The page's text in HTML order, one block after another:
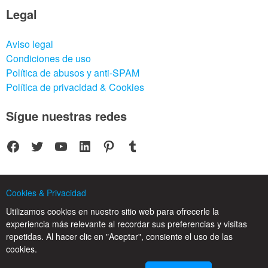
Legal
Aviso legal
Condiciones de uso
Política de abusos y anti-SPAM
Política de privacidad & Cookies
Sígue nuestras redes
Facebook Twitter YouTube LinkedIn Pinterest Tumblr
© 2025 CPC SERVICIOS INFORMATICOS SL - C/ Nardo, 12 28250 - Torrelodones -
Madrid - Spain Commercial Registry of Madrid. Volume 19.999. Book 0. Page 182.
NIF/VAT: ESB83964601. VAT not included.
Cookies & Privacidad
Utilizamos cookies en nuestro sitio web para ofrecerle la
experiencia más relevante al recordar sus preferencias y visitas
repetidas. Al hacer clic en "Aceptar", consiente el uso de las
cookies.